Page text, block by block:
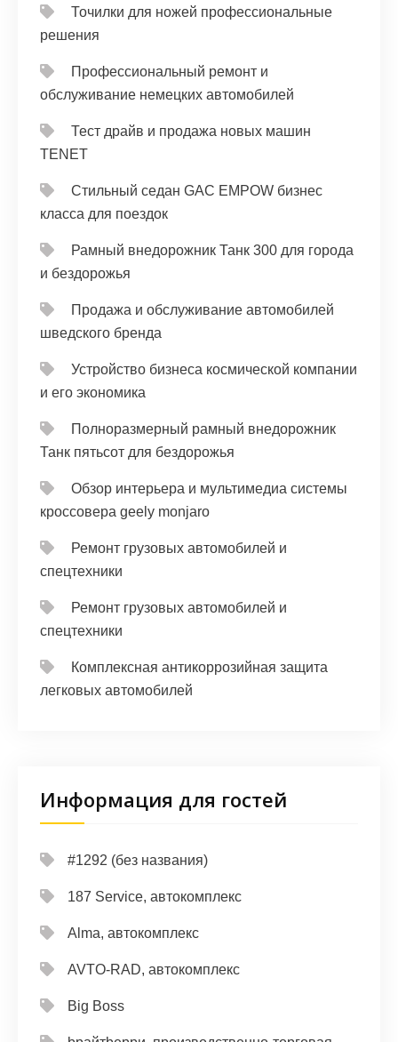
Точилки для ножей профессиональные
решения
Профессиональный ремонт и
обслуживание немецких автомобилей
Тест драйв и продажа новых машин
TENET
Стильный седан GAC EMPOW бизнес
класса для поездок
Рамный внедорожник Танк 300 для города
и бездорожья
Продажа и обслуживание автомобилей
шведского бренда
Устройство бизнеса космической компании
и его экономика
Полноразмерный рамный внедорожник
Танк пятьсот для бездорожья
Обзор интерьера и мультимедиа системы
кроссовера geely monjaro
Ремонт грузовых автомобилей и
спецтехники
Ремонт грузовых автомобилей и
спецтехники
Комплексная антикоррозийная защита
легковых автомобилей
Информация для гостей
#1292 (без названия)
187 Service, автокомплекс
Alma, автокомплекс
AVTO-RAD, автокомплекс
Big Boss